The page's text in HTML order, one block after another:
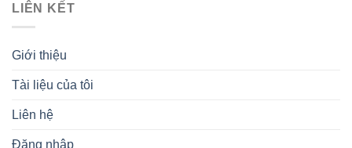
LIÊN KẾT
Giới thiệu
Tài liệu của tôi
Liên hệ
Đăng nhập